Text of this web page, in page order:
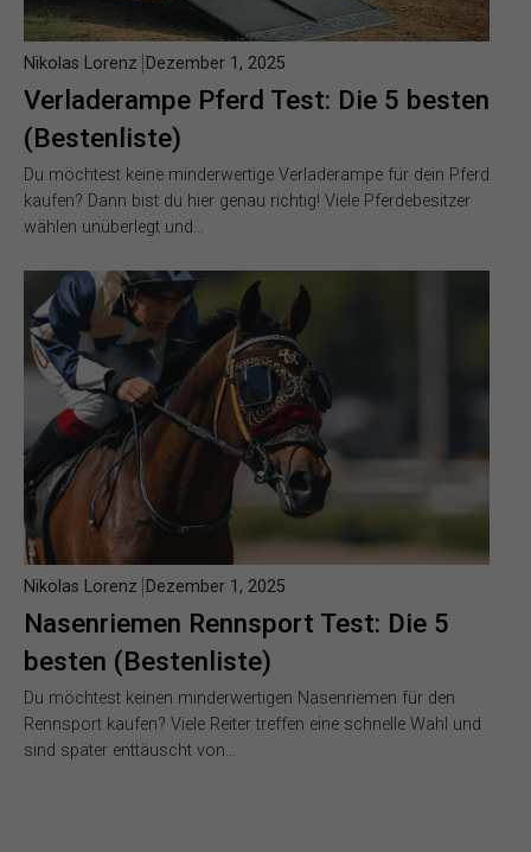
Verladerampe Pferd Test: Die 5 besten
(Bestenliste)
Nikolas Lorenz Dezember 1, 2025
Du möchtest keine minderwertige Verladerampe für dein Pferd
kaufen? Dann bist du hier genau richtig! Viele Pferdebesitzer
wählen unüberlegt und…
Nasenriemen Rennsport Test: Die 5
besten (Bestenliste)
Nikolas Lorenz Dezember 1, 2025
Du möchtest keinen minderwertigen Nasenriemen für den
Rennsport kaufen? Viele Reiter treffen eine schnelle Wahl und
sind später enttäuscht von…